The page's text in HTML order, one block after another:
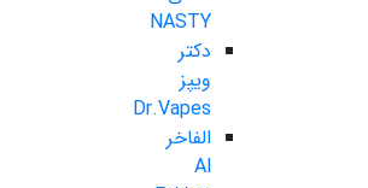
NASTY
دکتر
ویپز
Dr.Vapes
الفاخر
Al